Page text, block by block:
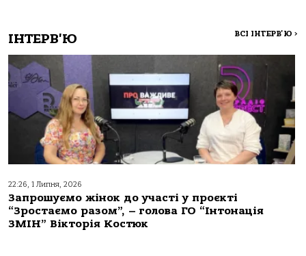
ІНТЕРВ'Ю ВСІ ІНТЕРВ'Ю >
22:26, 1 Липня, 2026
Запрошуємо жінок до участі у проєкті
“Зростаємо разом”, – голова ГО “Інтонація
ЗМІН” Вікторія Костюк